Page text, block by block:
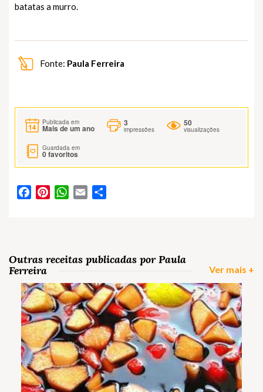
batatas a murro.
Fonte: Paula Ferreira
Publicada em
Mais de um ano
3
impressões
50
visualizações
Guardada em
0favoritos
FacebookPinterestWhatsApp
Email
Outras receitas publicadas por Paula
Ferreira
Ver mais +